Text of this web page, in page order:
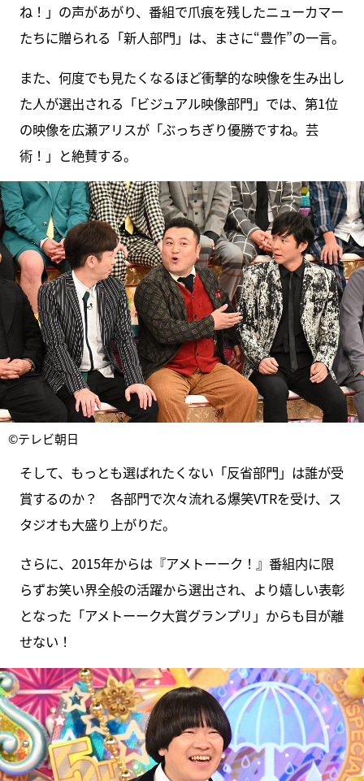
ね！」の声があがり、番組で爪痕を残したニューカマー
たちに贈られる「新人部門」は、まさに“豊作”の一言。
また、何度でも見たくなるほど衝撃的な映像を生み出し
た人が選出される「ビジュアル映像部門」では、第1位
の映像を広瀬アリスが「ぶっちぎり優勝ですね。芸
術！」と絶賛する。
©テレビ朝日
そして、もっとも選ばれたくない「反省部門」は誰が受
賞するのか？ 各部門で次々流れる爆笑VTRを受け、ス
タジオも大盛り上がりだ。
さらに、2015年からは『アメトーーク！』番組内に限
らずお笑い界全般の活躍から選出され、より嬉しい表彰
となった「アメトーーク大賞グランプリ」からも目が離
せない！